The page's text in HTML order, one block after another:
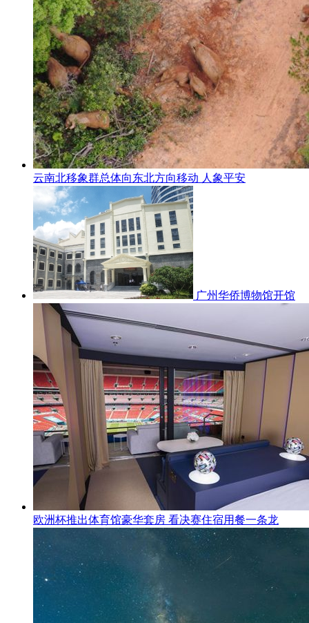
云南北移象群总体向东北方向移动 人象平安
广州华侨博物馆开馆
欧洲杯推出体育馆豪华套房 看决赛住宿用餐一条龙